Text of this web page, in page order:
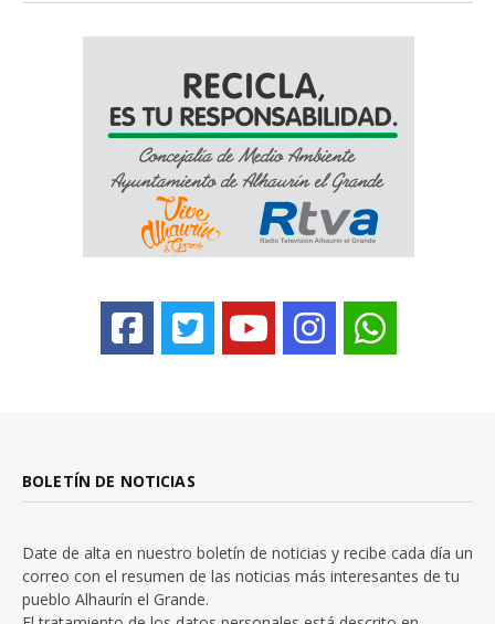
BOLETÍN DE NOTICIAS
Date de alta en nuestro boletín de noticias y recibe cada día un
correo con el resumen de las noticias más interesantes de tu
pueblo Alhaurín el Grande.